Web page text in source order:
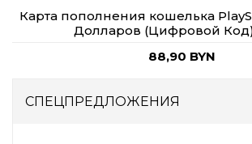
Карта пополнения кошелька
Долларов (Цифровой
88,90 BYN
СПЕЦПРЕДЛОЖЕНИЯ